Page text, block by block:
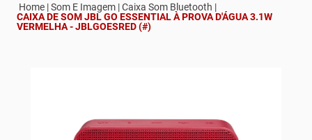
Home |Som E Imagem |Caixa Som Bluetooth |
CAIXA DE SOM JBL GO ESSENTIAL À PROVA D'ÁGUA 3.1W
VERMELHA - JBLGOESRED (#)